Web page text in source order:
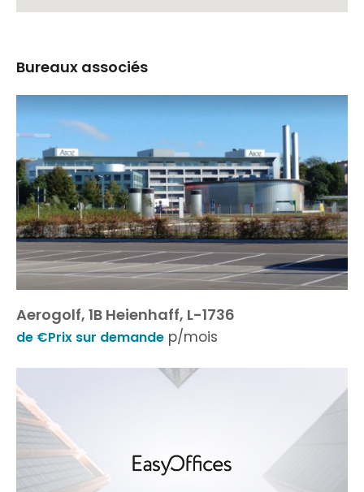
Bureaux associés
Aerogolf, 1B Heienhaff, L-1736
de €Prix sur demande p/mois